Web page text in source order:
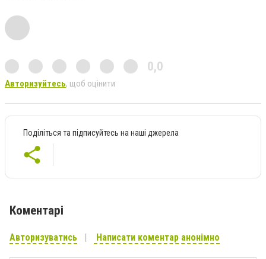
0,0
Авторизуйтесь, щоб оцінити
Поділіться та підписуйтесь на наші джерела
Коментарі
Авторизуватись Написати коментар анонімно